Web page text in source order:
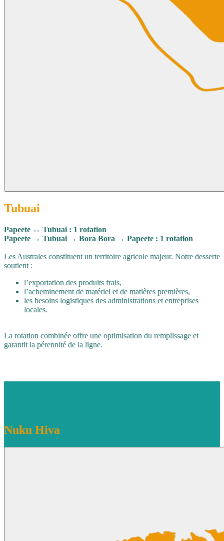
Tubuai
Papeete ↔ Tubuai : 1 rotation
Papeete → Tubuai → Bora Bora → Papeete : 1 rotation
Les Australes constituent un territoire agricole majeur. Notre desserte
soutient :
l’exportation des produits frais,
l’acheminement de matériel et de matières premières,
les besoins logistiques des administrations et entreprises
locales.
La rotation combinée offre une optimisation du remplissage et
garantit la pérennité de la ligne.
Nuku Hiva